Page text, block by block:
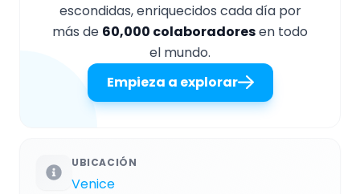
escondidas, enriquecidos cada día por
más de 60,000 colaboradoresen todo
el mundo.
Empieza a explorar
UBICACIÓN
Venice